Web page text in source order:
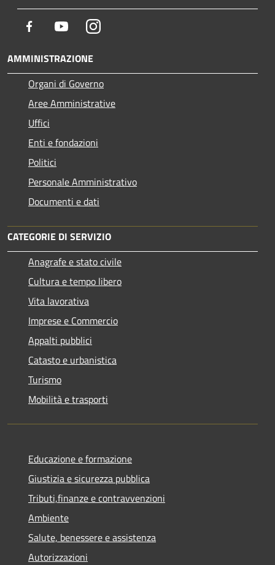
Facebook YoutubeInstagram
AMMINISTRAZIONE
Organi di Governo
Aree Amministrative
Uffici
Enti e fondazioni
Politici
Personale Amministrativo
Documenti e dati
CATEGORIE DI SERVIZIO
Anagrafe e stato civile
Cultura e tempo libero
Vita lavorativa
Imprese e Commercio
Appalti pubblici
Catasto e urbanistica
Turismo
Mobilità e trasporti
Educazione e formazione
Giustizia e sicurezza pubblica
Tributi,finanze e contravvenzioni
Ambiente
Salute, benessere e assistenza
Autorizzazioni